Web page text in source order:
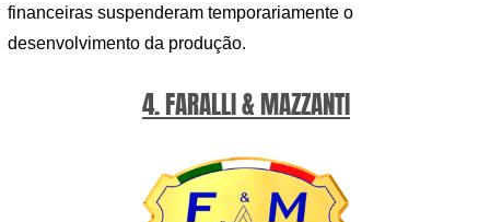
financeiras suspenderam temporariamente o
desenvolvimento da produção.
4. FARALLI & MAZZANTI